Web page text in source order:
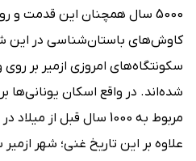
5000 سال همچنان این قدمت و
کاوش‌های باستان‌شناسی در این
سکونتگاه‌های امروزی ازمیر بر
شده‌اند. در واقع اسکان
مربوط به 1000 سال قبل
علاوه بر این تاریخ غنی؛ شهر